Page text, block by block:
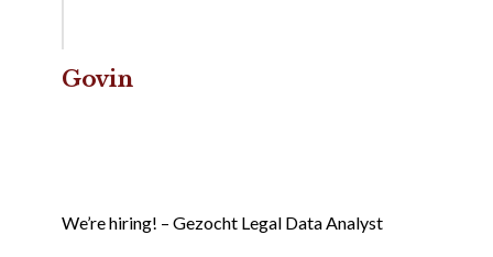
ZAKELIJK
Govin
We’re hiring! – Gezocht Legal Data Analyst